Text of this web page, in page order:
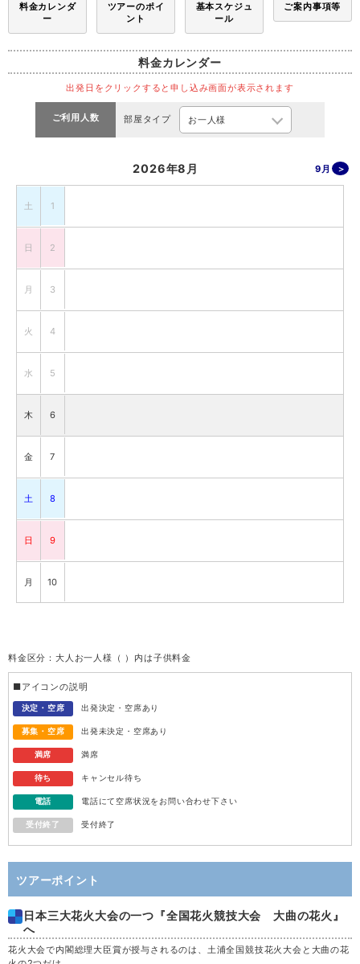
料金カレンダ
ー
ツアーのポイ
ント
基本スケジュ
ール
ご案内事項等
料金カレンダー
出発日をクリックすると申し込み画面が表示されます
ご利用人数 部屋タイプ
2026年8月 9月
土 1
日 2
月 3
火 4
水 5
木 6
金 7
土 8
日 9
月 10
水 12
木 13
金 14
日 16
月 17
火 18
水 19
料金区分：大人お一人様（ ）内は子供料金
■アイコンの説明
決定・空席 出発決定・空席あり
募集・空席 出発未決定・空席あり
満席 満席
待ち キャンセル待ち
電話 電話にて空席状況をお問い合わせ下さい
受付終了 受付終了
ツアーポイント
日本三大花火大会の一つ『全国花火競技大会 大曲の花火』
へ
花火大会で内閣総理大臣賞が授与されるのは、土浦全国競技花火大会と大曲の花